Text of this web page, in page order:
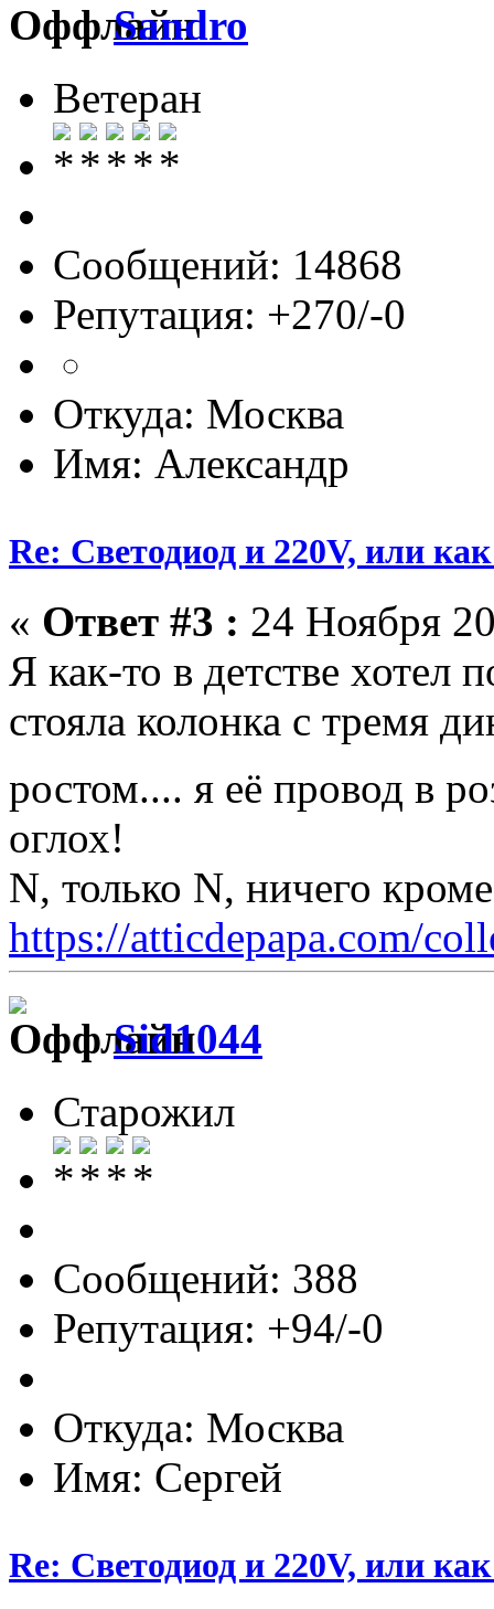
Sandro
Ветеран
Сообщений: 14868
Репутация: +270/-0
Откуда: Москва
Имя: Александр
Re: Светодиод и 220V, или
« Ответ #3 : 24 Ноября
Я как-то в детстве хотел
стояла колонка с тремя
ростом.... я её провод в
оглох!
N, только N, ничего
https://atticdepapa.com/
Sid1044
Старожил
Сообщений: 388
Репутация: +94/-0
Откуда: Москва
Имя: Сергей
Re: Светодиод и 220V, или